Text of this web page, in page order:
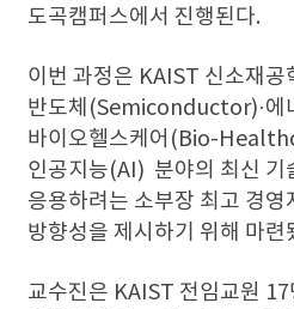
도곡캠퍼스에서 진행된다.
이번 과정은 KAIST 신소재공
반도체(Semiconductor)·에
바이오헬스케어(Bio-
인공지능(AI) 분야의 최신 기
응용하려는 소부장 최고 경영
방향성을 제시하기 위해 마련
교수진은 KAIST 전임교원